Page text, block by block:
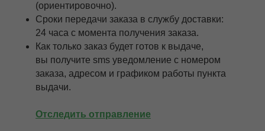
(ориентировочно).
Сроки передачи заказа в службу доставки:
24 часа с момента получения заказа.
Как только заказ будет готов к выдаче,
вы получите sms уведомление с номером
заказа, адресом и графиком работы пункта
выдачи.
Отследить отправление